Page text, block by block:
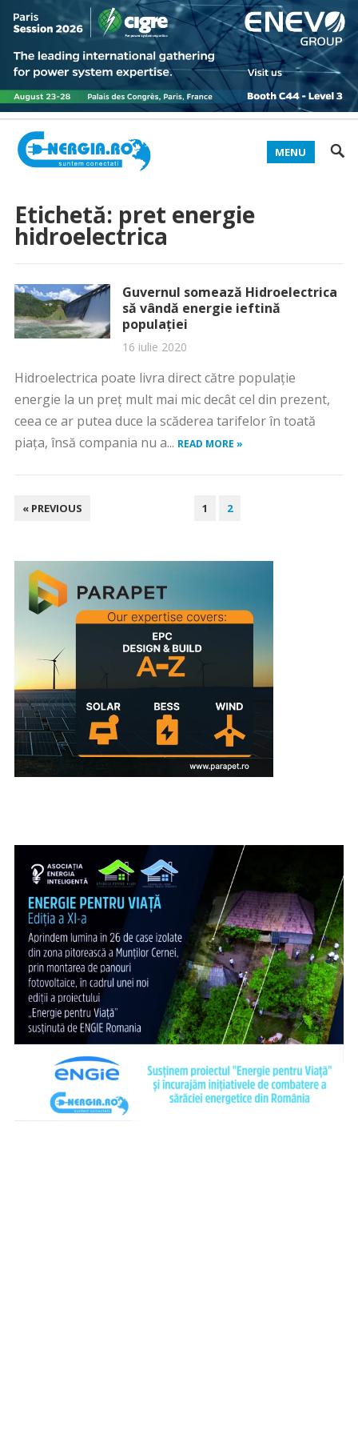
MENU
Etichetă: pret energie
hidroelectrica
Guvernul somează Hidroelectrica
să vândă energie ieftină
populației
16 iulie 2020
Hidroelectrica poate livra direct către populaţie
energie la un preţ mult mai mic decât cel din prezent,
ceea ce ar putea duce la scăderea tarifelor în toată
piaţa, însă compania nu a... READ MORE »
PAGINAȚIE
« PREVIOUS 1 2